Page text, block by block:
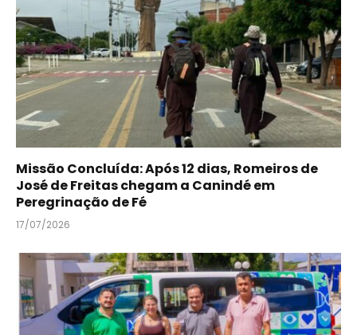
Missão Concluída: Após 12 dias, Romeiros de
José de Freitas chegam a Canindé em
Peregrinação de Fé
17/07/2026